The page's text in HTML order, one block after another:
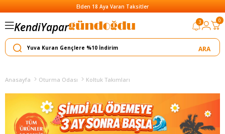
Elden 18 Aya Varan Taksitler
KendiSatar
Yapar
3 0
Anasayfa Oturma Odası Koltuk Takımları